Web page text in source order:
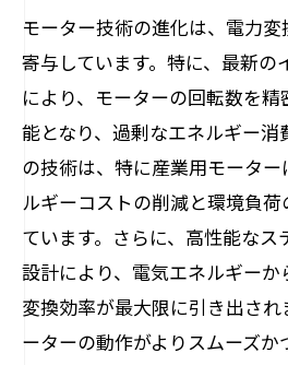
モーター技術の進化は、電力
寄与しています。特に、最新の
により、モーターの回転数を
能となり、過剰なエネルギー消
の技術は、特に産業用モータ
ルギーコストの削減と環境負
ています。さらに、高性能な
設計により、電気エネルギー
変換効率が最大限に引き出さ
ーターの動作がよりスムーズ